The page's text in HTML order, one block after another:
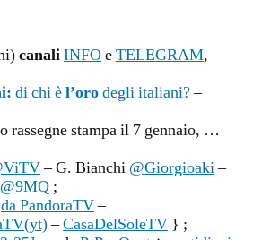
canaliINFOeTELEGRAM,
di chi èl’orodegli italiani?–
rassegne stampa il 7 gennaio, …
– G. Bianchi @Giorgioaki–
@9MQ ;
da PandoraTV–
–CasaDelSoleTV } ;